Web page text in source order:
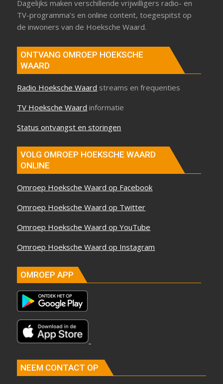
Dagelijks maken verschillende vrijwilligers radio- en
TV-programma’s en online content, toegespitst op
de inwoners van de Hoeksche Waard.
ONTVANG OMROEP HOEKSCHE
WAARD
Radio Hoeksche Waard streams en frequenties
TV Hoeksche Waard informatie
Status ontvangst en storingen
VOLG OMROEP HOEKSCHE WAARD
ONLINE
Omroep Hoeksche Waard op Facebook
Omroep Hoeksche Waard op Twitter
Omroep Hoeksche Waard op YouTube
Omroep Hoeksche Waard op Instagram
OMROEP APP
NEEM CONTACT OP